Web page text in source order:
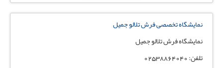
نمایشگاه تخصصی فرش تلالو جمیل
نمایشگاه فرش تلالو جمیل
تلفن: 02538864040